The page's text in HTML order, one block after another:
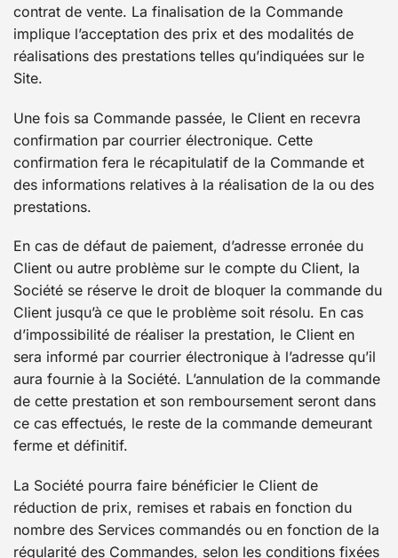
contrat de vente. La finalisation de la Commande
implique l’acceptation des prix et des modalités de
réalisations des prestations telles qu’indiquées sur le
Site.
Une fois sa Commande passée, le Client en recevra
confirmation par courrier électronique. Cette
confirmation fera le récapitulatif de la Commande et
des informations relatives à la réalisation de la ou des
prestations.
En cas de défaut de paiement, d’adresse erronée du
Client ou autre problème sur le compte du Client, la
Société se réserve le droit de bloquer la commande du
Client jusqu’à ce que le problème soit résolu. En cas
d’impossibilité de réaliser la prestation, le Client en
sera informé par courrier électronique à l’adresse qu’il
aura fournie à la Société. L’annulation de la commande
de cette prestation et son remboursement seront dans
ce cas effectués, le reste de la commande demeurant
ferme et définitif.
La Société pourra faire bénéficier le Client de
réduction de prix, remises et rabais en fonction du
nombre des Services commandés ou en fonction de la
régularité des Commandes, selon les conditions fixées